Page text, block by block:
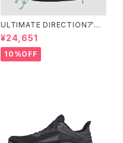
ULTIMATE DIRECTIONアル
ディメット ディレクション/ XOD
US VESTA（エクソドス ベスタ）
ウィメンズ / ONYX
¥24,651
10%OFF